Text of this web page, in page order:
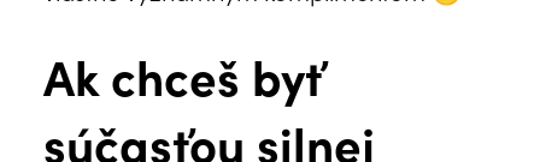
Ak chceš byť
súčasťou silnej